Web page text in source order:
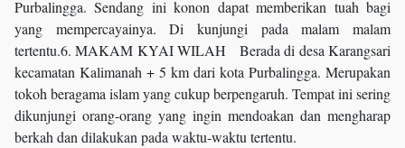
Purbalingga. Sendang ini konon dapat memberikan tuah bagi
yang mempercayainya. Di kunjungi pada malam malam
tertentu.6. MAKAM KYAI WILAH Berada di desa Karangsari
kecamatan Kalimanah + 5 km dari kota Purbalingga. Merupakan
tokoh beragama islam yang cukup berpengaruh. Tempat ini sering
dikunjungi orang-orang yang ingin mendoakan dan mengharap
berkah dan dilakukan pada waktu-waktu tertentu.